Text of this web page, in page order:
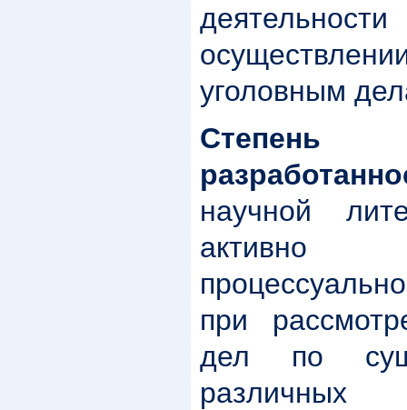
уголовным
научной
активно
при
дел по